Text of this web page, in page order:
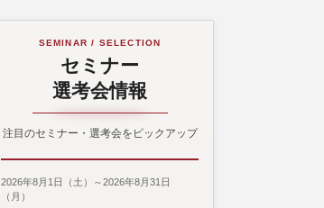
SEMINAR / SELECTION
セミナー
選考会情報
注目のセミナー・選考会をピックアップ
2026年8月1日（土）～2026年8月31日
（月）